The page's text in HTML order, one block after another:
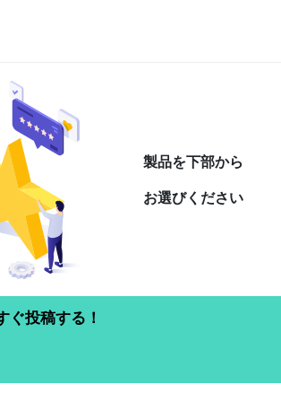
製品を下部から
お選びください
投稿する！